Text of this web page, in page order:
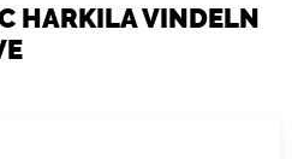
VINDELN